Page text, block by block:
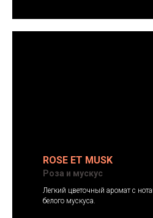
ROSE ET MUSK
Роза и мускус
Легкий цветочный аромат с
белого мускуса.